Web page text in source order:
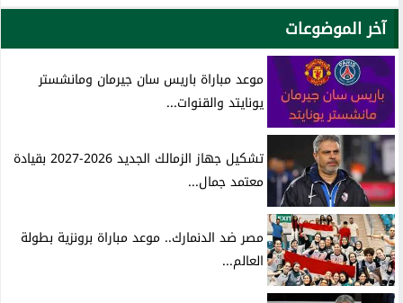
آخر الموضوعات
موعد مباراة باريس سان جيرمان ومانشستر
يونايتد والقنوات...
تشكيل جهاز الزمالك الجديد 2026-2027 بقيادة
معتمد جمال...
مصر ضد الدنمارك.. موعد مباراة برونزية بطولة
العالم...